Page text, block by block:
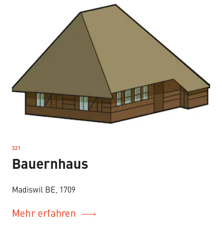
321
–
Bauernhaus
Madiswil BE, 1709
Mehr erfahren